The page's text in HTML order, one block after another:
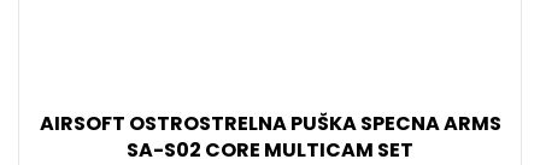
AIRSOFT OSTROSTRELNA PUŠKA SPECNA ARMS
SA-S02 CORE MULTICAM SET